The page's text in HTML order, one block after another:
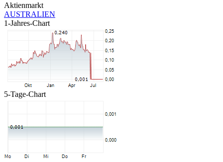
Aktienmarkt
AUSTRALIEN
1-Jahres-Chart
5-Tage-Chart